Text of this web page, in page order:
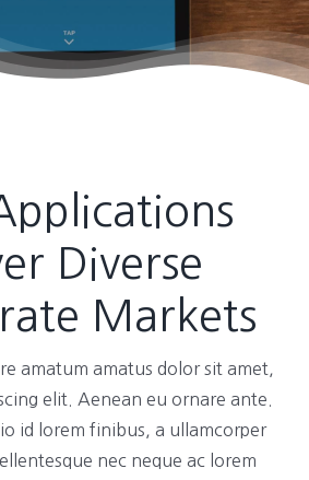
Diverse
Markets
amatum amatus dolor sit amet,
elit. Aenean eu ornare ante.
id lorem finibus, a ullamcorper
nec neque ac lorem